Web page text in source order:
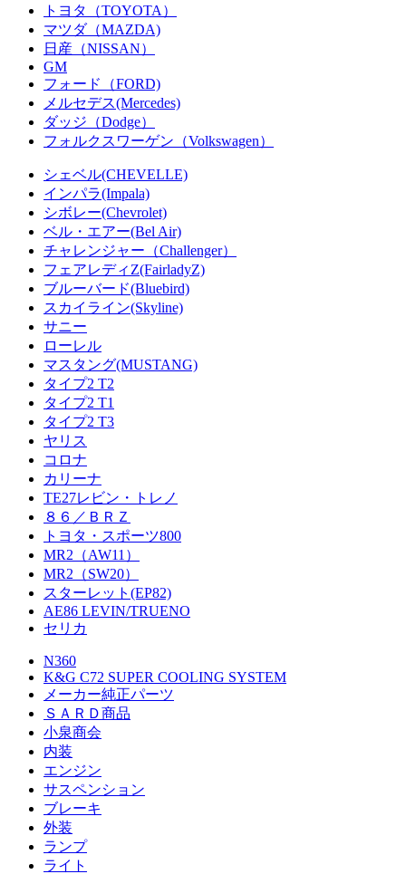
トヨタ（TOYOTA）
マツダ（MAZDA)
日産（NISSAN）
GM
フォード（FORD)
メルセデス(Mercedes)
ダッジ（Dodge）
フォルクスワーゲン（Volkswagen）
シェベル(CHEVELLE)
インパラ(Impala)
シボレー(Chevrolet)
ベル・エアー(Bel Air)
チャレンジャー（Challenger）
フェアレディZ(FairladyZ)
ブルーバード(Bluebird)
スカイライン(Skyline)
サニー
ローレル
マスタング(MUSTANG)
タイプ2 T2
タイプ2 T1
タイプ2 T3
ヤリス
コロナ
カリーナ
TE27レビン・トレノ
８６／ＢＲＺ
トヨタ・スポーツ800
MR2（AW11）
MR2（SW20）
スターレット(EP82)
AE86 LEVIN/TRUENO
セリカ
N360
K&G C72 SUPER COOLING SYSTEM
メーカー純正パーツ
ＳＡＲＤ商品
小泉商会
内装
エンジン
サスペンション
ブレーキ
外装
ランプ
ライト